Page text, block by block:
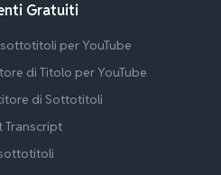
Gratuiti
per YouTube
di Titolo per YouTube
di Sottotitoli
Transcript